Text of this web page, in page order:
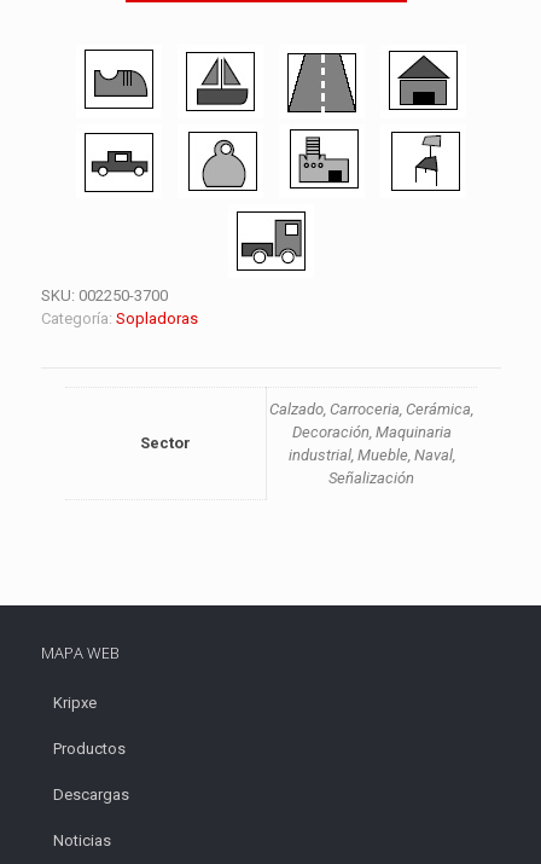
SKU: 002250-3700
Categoría: Sopladoras
Sector
Calzado, Carroceria, Cerámica,
Decoración, Maquinaria
industrial, Mueble, Naval,
Señalización
MAPA WEB
Kripxe
Productos
Descargas
Noticias